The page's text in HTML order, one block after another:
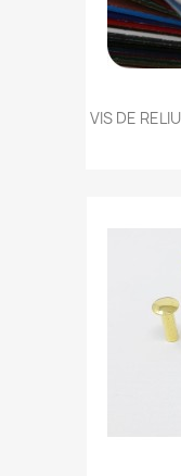
VIS DE